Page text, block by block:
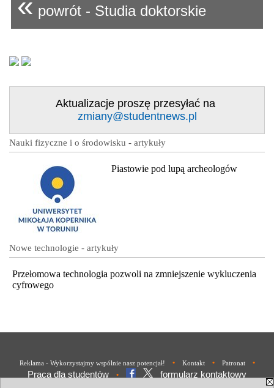
powrót - Studia doktorskie
Aktualizacje proszę przesyłać na
zmiany@studentnews.pl
Nauki fizyczne i o środowisku - artykuły
Piastowie pod lupą archeologów
Nowe technologie - artykuły
Przełomowa technologia pozwoli na zmniejszenie wykluczenia
cyfrowego
Reklama - Wykorzystajmy wspólnie nasz potencjał! • Kontakt • Patronat •
Praca dla studentów • formularz kontaktowy